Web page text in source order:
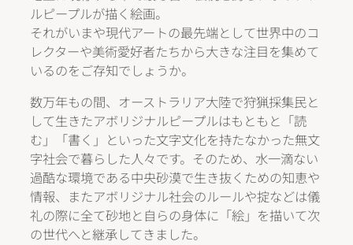
ルピープルが描く絵画。
それがいまや現代アートの最先端として世界中のコ
レクターや美術愛好者たちから大きな注目を集めて
いるのをご存知でしょうか。
数万年もの間、オーストラリア大陸で狩猟採集民と
して生きたアボリジナルピープルはもともと「読
む」「書く」といった文字文化を持たなかった無文
字社会で暮らした人々です。そのため、水一滴ない
過酷な環境である中央砂漠で生き抜くための知恵や
情報、またアボリジナル社会のルールや掟などは儀
礼の際に全て砂地と自らの身体に「絵」を描いて次
の世代へと継承してきました。